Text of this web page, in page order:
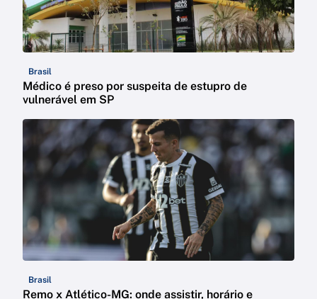
Brasil
Médico é preso por suspeita de estupro de
vulnerável em SP
Brasil
Remo x Atlético-MG: onde assistir, horário e